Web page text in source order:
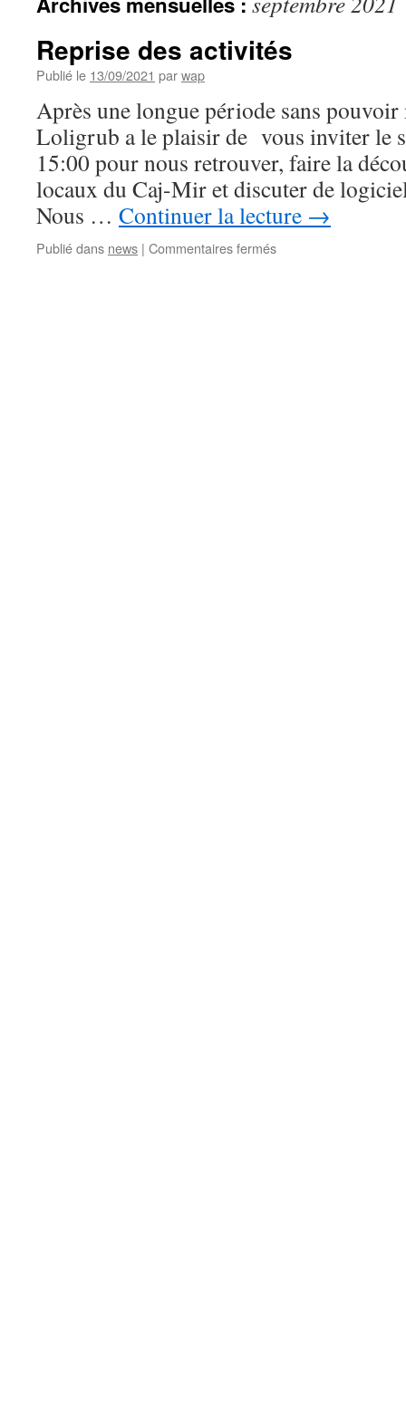
Reprise des activités
Publié le 13/09/2021 parwap
Après une longue période sans
Loligrub a le plaisir de vous inviter le
15:00 pour nous retrouver, faire la
locaux du Caj-Mir et discuter de
Nous … Continuer la lecture →
Publié dans news | Commentaires ferméssur